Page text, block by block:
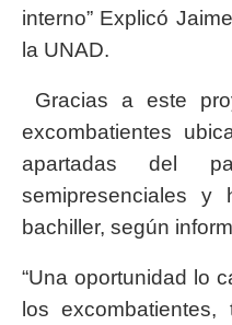
interno” Explicó
la UNAD.
Gracias a este
excombatientes
apartadas del
semipresenciales
bachiller, según
“Una oportunidad lo
los